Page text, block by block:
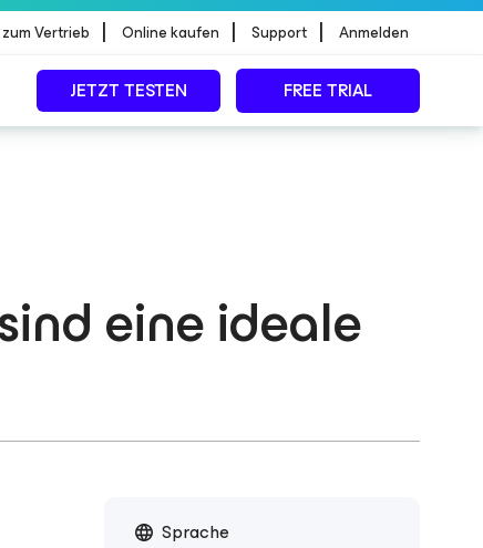
Vertrieb | Online kaufen | Support | Anmelden
JETZT TESTEN FREE TRIAL
eine ideale
Sprache